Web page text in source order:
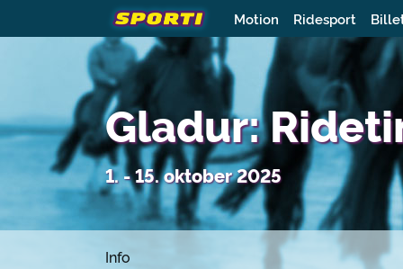
Motion Ridesport
Gladur:
1. - 15. oktober 2025
Info